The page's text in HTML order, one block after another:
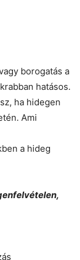
borogatás a
hatásos.
ha hidegen
Ami
a hideg